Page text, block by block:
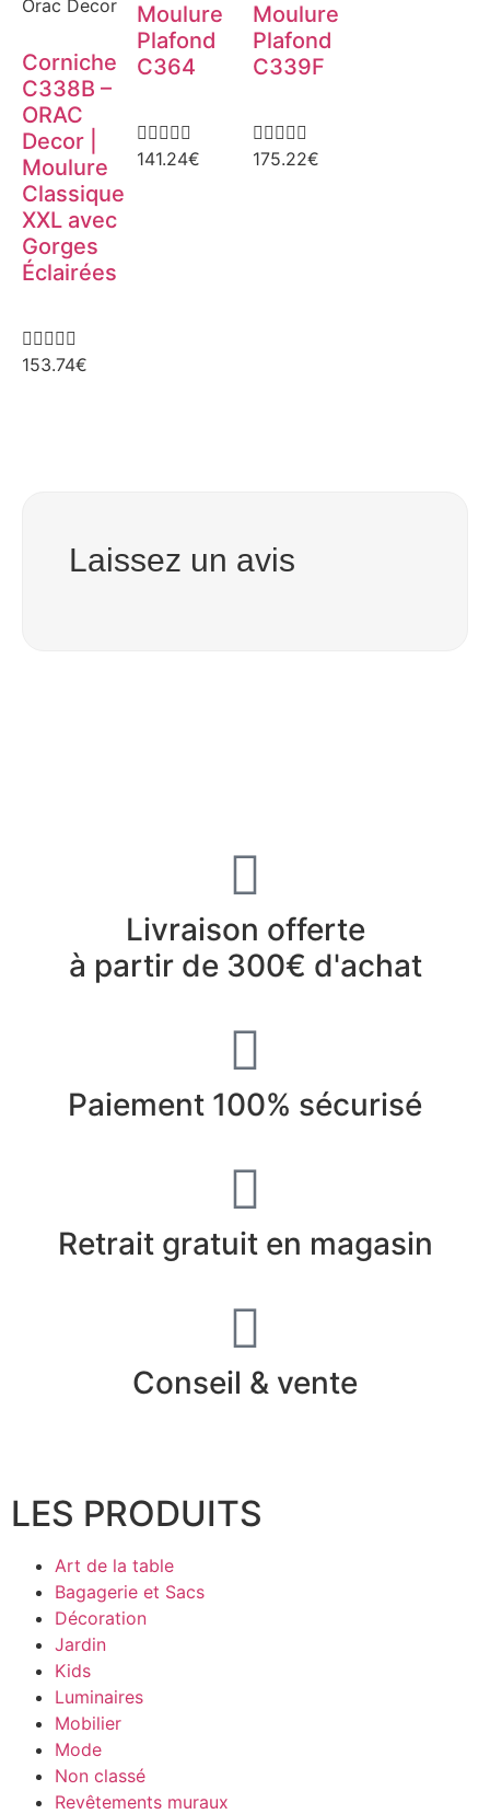
Orac Decor
Corniche
C338B –
ORAC
Decor |
Moulure
Classique
XXL avec
Gorges
Éclairées

153.74€
Moulure
Plafond
C364

141.24€
Moulure
Plafond
C339F

175.22€
Laissez un avis
Livraison offerte
à partir de 300€ d'achat
Paiement 100% sécurisé
Retrait gratuit en magasin
Conseil & vente
LES PRODUITS
Art de la table
Bagagerie et Sacs
Décoration
Jardin
Kids
Luminaires
Mobilier
Mode
Non classé
Revêtements muraux